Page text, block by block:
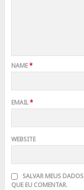
NAME*
EMAIL*
WEBSITE
SALVAR MEUS
QUE EU COMENTAR.